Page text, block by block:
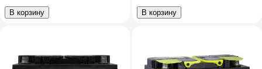
В корзину В корзину